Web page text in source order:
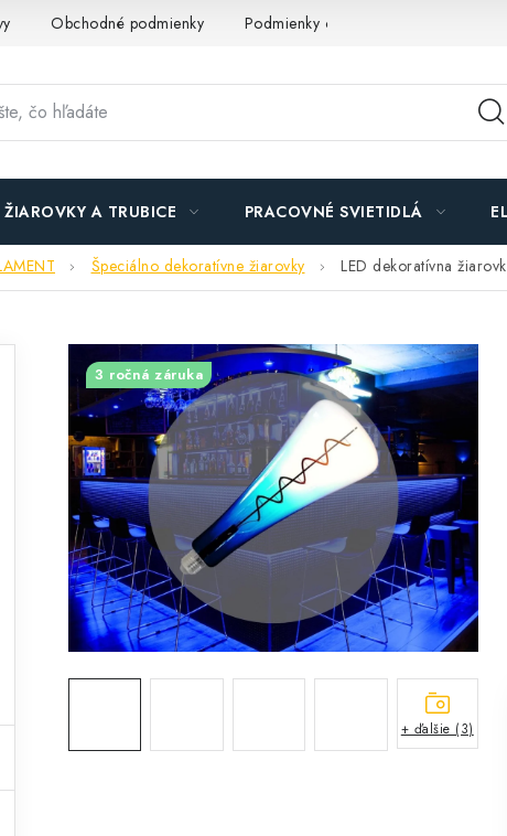
Obchodné podmienky Podmienky ochrany osobných údajov
ŽIAROVKY A TRUBICE PRACOVNÉ SVIETIDLÁ
Špeciálno dekoratívne žiarovky LED dekoratívna
3 ročná záruka
+ ďalšie (3)